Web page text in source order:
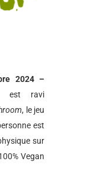
2024 –
est ravi
, le jeu
est
sur
Vegan